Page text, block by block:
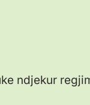
ndjekur